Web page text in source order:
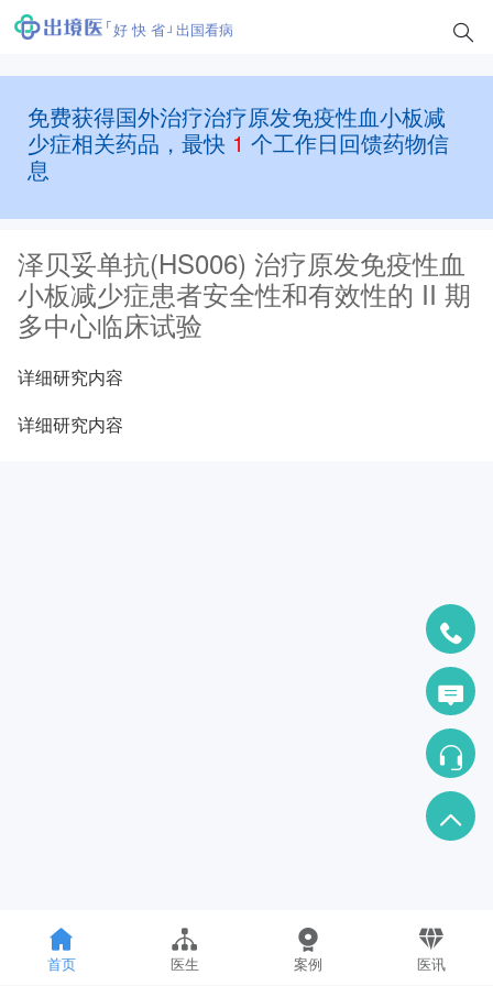
好 快 省 出国看病
免费获得国外治疗治疗原发免疫性血小板减
少症相关药品，最快 1 个工作日回馈药物信
息
泽贝妥单抗(HS006) 治疗原发免疫性血
小板减少症患者安全性和有效性的 II 期
多中心临床试验
详细研究内容
详细研究内容
首页 医生 案例 医讯